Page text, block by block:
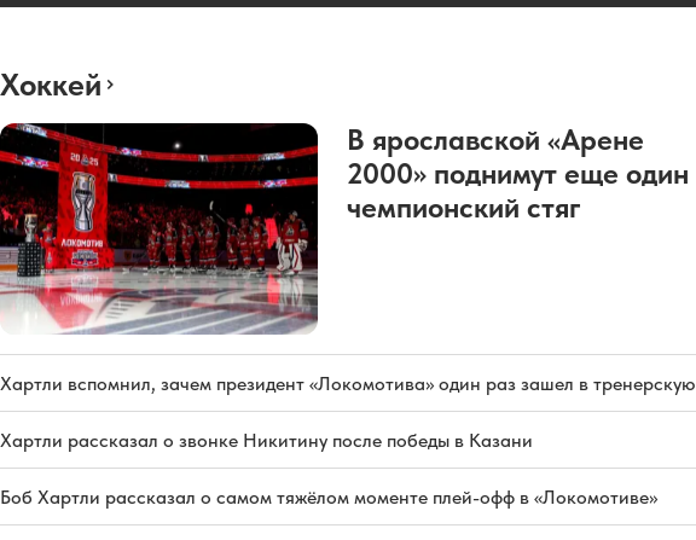
Хоккей
В ярославской «Арене
2000» поднимут еще один
чемпионский стяг
Хартли вспомнил, зачем президент «Локомотива» один раз зашел в тренерскую
Хартли рассказал о звонке Никитину после победы в Казани
Боб Хартли рассказал о самом тяжёлом моменте плей-офф в «Локомотиве»